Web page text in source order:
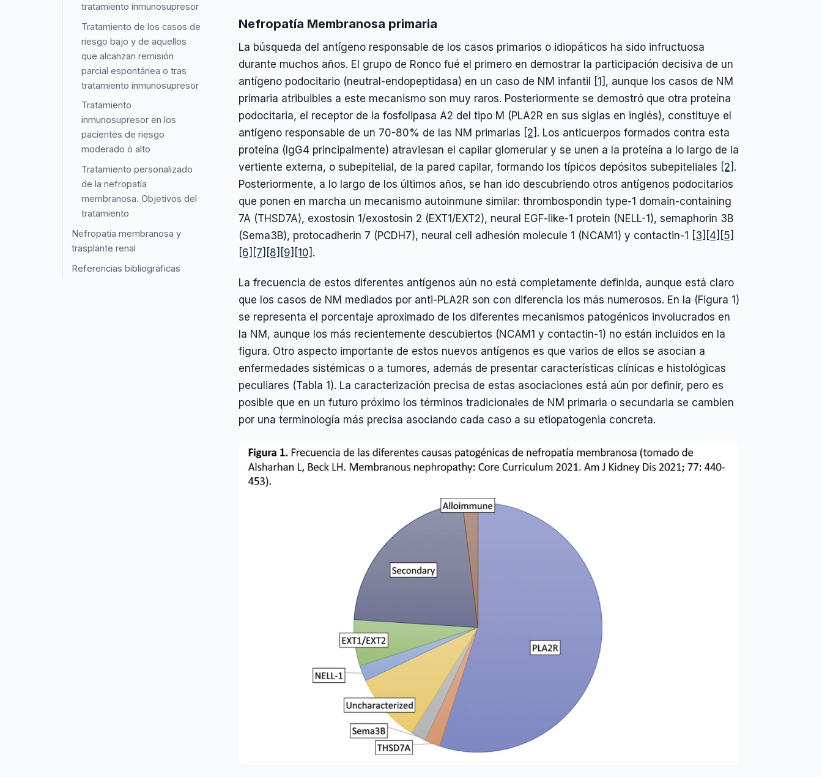
tratamiento inmunosupresor
Tratamiento de los casos de
riesgo bajo y de aquellos
que alcanzan remisión
parcial espontánea o tras
tratamiento inmunosupresor
Tratamiento
inmunosupresor en los
pacientes de riesgo
moderado ó alto
Tratamiento personalizado
de la nefropatía
membranosa. Objetivos del
tratamiento
Nefropatía membranosa y
trasplante renal
Referencias bibliográficas
Nefropatía Membranosa primaria
La búsqueda del antígeno responsable de los casos primarios o idiopáticos ha sido infructuosa
durante muchos años. El grupo de Ronco fué el primero en demostrar la participación decisiva de un
antígeno podocitario (neutral-endopeptidasa) en un caso de NM infantil
[1] , aunque los casos de NM
primaria atribuibles a este mecanismo son muy raros. Posteriormente se demostró que otra proteína
podocitaria, el receptor de la fosfolipasa A2 del tipo M (PLA2R en sus siglas en inglés), constituye el
antígeno responsable de un 70-80% de las NM primarias [2] . Los anticuerpos formados contra esta
proteína (IgG4 principalmente) atraviesan el capilar glomerular y se unen a la proteína a lo largo de la
vertiente externa, o subepitelial, de la pared capilar, formando los típicos depósitos subepiteliales [2] .
Posteriormente, a lo largo de los últimos años, se han ido descubriendo otros antígenos podocitarios
que ponen en marcha un mecanismo autoinmune similar: thrombospondin type-1 domain-containing
7A (THSD7A), exostosin 1/exostosin 2 (EXT1/EXT2), neural EGF-like-1 protein (NELL-1), semaphorin 3B
(Sema3B), protocadherin 7 (PCDH7), neural cell adhesión molecule 1 (NCAM1) y contactin-1 [3] [4] [5]
[6] [7] [8] [9] [10] .
La frecuencia de estos diferentes antígenos aún no está completamente definida, aunque está claro
que los casos de NM mediados por anti-PLA2R son con diferencia los más numerosos. En la (Figura 1)
se representa el porcentaje aproximado de los diferentes mecanismos patogénicos involucrados en
la NM, aunque los más recientemente descubiertos (NCAM1 y contactin-1) no están incluidos en la
figura. Otro aspecto importante de estos nuevos antígenos es que varios de ellos se asocian a
enfermedades sistémicas o a tumores, además de presentar características clínicas e histológicas
peculiares (Tabla 1). La caracterización precisa de estas asociaciones está aún por definir, pero es
posible que en un futuro próximo los términos tradicionales de NM primaria o secundaria se cambien
por una terminología más precisa asociando cada caso a su etiopatogenia concreta.